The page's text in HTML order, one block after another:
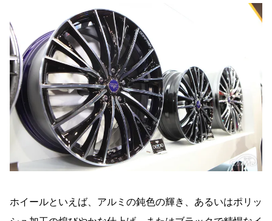
ホイールといえば、アルミの鈍色の輝き、あるいはポリッ